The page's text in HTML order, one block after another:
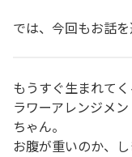
では、今回もお話
もうすぐ生まれて
ラワーアレンジメ
ちゃん。
お腹が重いのか、